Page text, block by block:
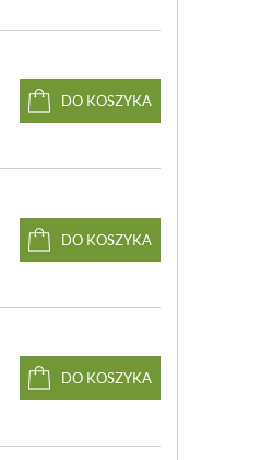
spowodowany jest
metalowe
DO KOSZYKA
DO KOSZYKA
DO KOSZYKA